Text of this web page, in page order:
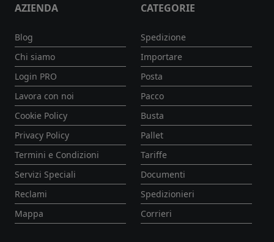
AZIENDA
Blog
Chi siamo
Login PRO
Lavora con noi
Cookie Policy
Privacy Policy
Termini e Condizioni
Servizi Speciali
Reclami
Mappa
CATEGORIE
Spedizione
Importare
Posta
Pacco
Busta
Pallet
Tariffe
Documenti
Spedizionieri
Corrieri